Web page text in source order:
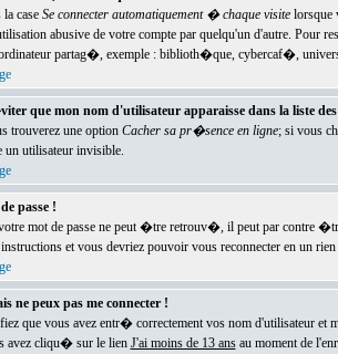
case Se connecter automatiquement � chaque visitelorsque
abusive de votre compte par quelqu'un d'autre. Pour
partag�, exemple : biblioth�que, cybercaf�,
que mon nom d'utilisateur apparaisse dans la liste
trouverez une option Cacher sa pr�sence en ligne; si vous
utilisateur invisible.
passe !
mot de passe ne peut �tre retrouv�, il peut par contre
et vous devriez pouvoir vous reconnecter en un rien
ne peux pas me connecter !
que vous avez entr� correctement vos nom d'utilisateur
avez cliqu� sur le lien J'ai moins de 13 ansau moment de